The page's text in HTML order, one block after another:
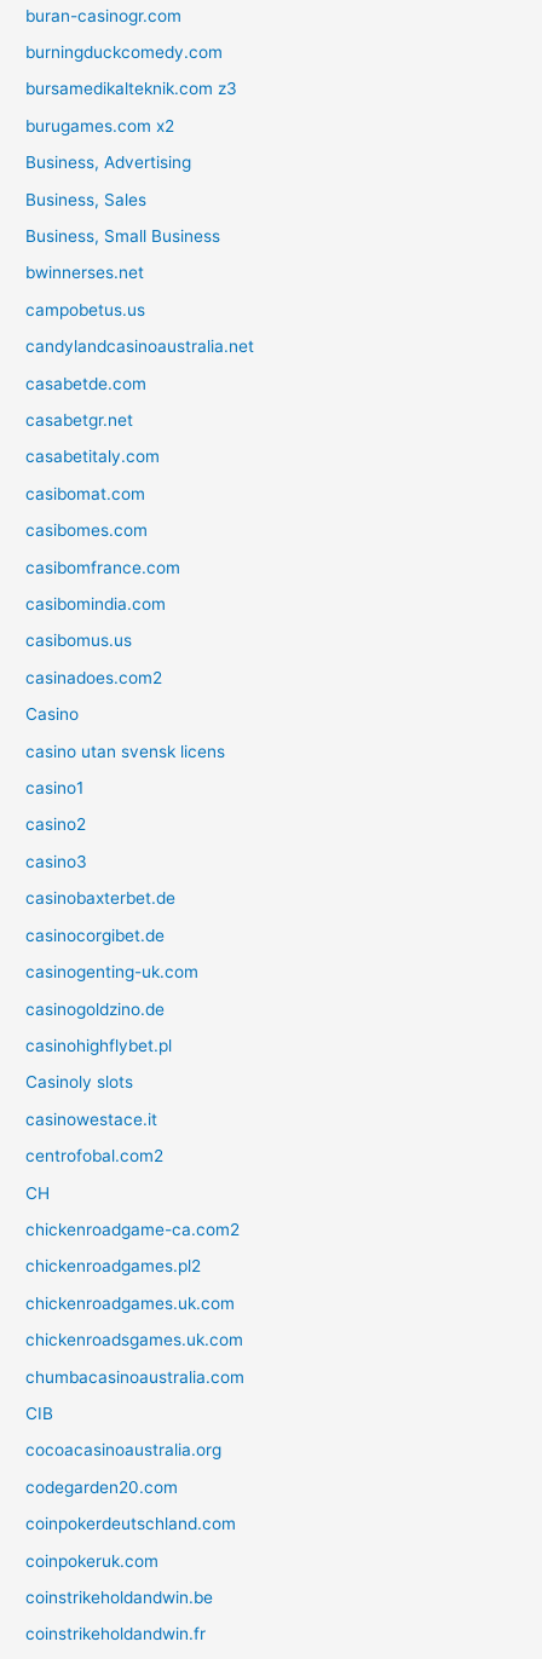
buran-casinogr.com
burningduckcomedy.com
bursamedikalteknik.com z3
burugames.com x2
Business, Advertising
Business, Sales
Business, Small Business
bwinnerses.net
campobetus.us
candylandcasinoaustralia.net
casabetde.com
casabetgr.net
casabetitaly.com
casibomat.com
casibomes.com
casibomfrance.com
casibomindia.com
casibomus.us
casinadoes.com2
Casino
casino utan svensk licens
casino1
casino2
casino3
casinobaxterbet.de
casinocorgibet.de
casinogenting-uk.com
casinogoldzino.de
casinohighflybet.pl
Casinoly slots
casinowestace.it
centrofobal.com2
CH
chickenroadgame-ca.com2
chickenroadgames.pl2
chickenroadgames.uk.com
chickenroadsgames.uk.com
chumbacasinoaustralia.com
CIB
cocoacasinoaustralia.org
codegarden20.com
coinpokerdeutschland.com
coinpokeruk.com
coinstrikeholdandwin.be
coinstrikeholdandwin.fr